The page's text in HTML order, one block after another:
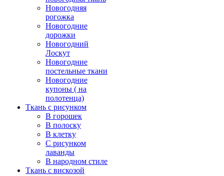
Новогодняя
рогожка
Новогодние
дорожки
Новогодний
Лоскут
Новогодние
постельные ткани
Новогодние
купоны ( на
полотенца)
Ткань с рисунком
В горошек
В полоску
В клетку
С рисунком
лаванды
В народном стиле
Ткань с вискозой